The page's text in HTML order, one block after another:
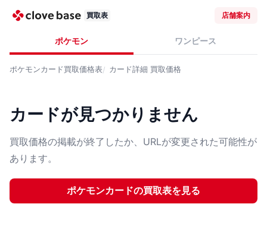
買取表 店舗案内
ポケモン ワンピース
ポケモンカード買取価格表 カード詳細 買取価格
カードが見つかりません
買取価格の掲載が終了したか、URLが変更された可能性が
あります。
ポケモンカードの買取表を見る